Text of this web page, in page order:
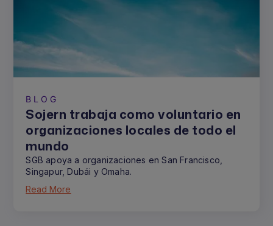
BLOG
Sojern trabaja como voluntario en
organizaciones locales de todo el
mundo
SGB apoya a organizaciones en San Francisco,
Singapur, Dubái y Omaha.
Read More